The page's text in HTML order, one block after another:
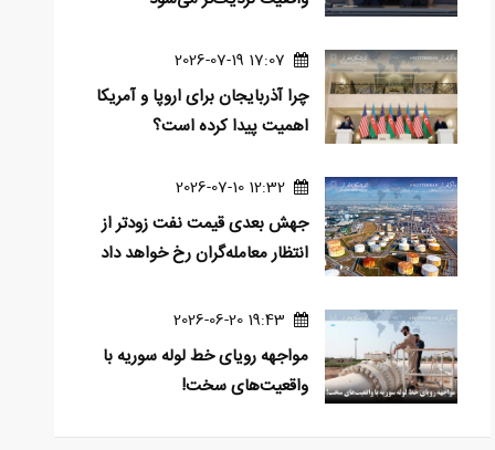
17:07 2026-07-19
چرا آذربایجان برای اروپا و آمریکا
اهمیت پیدا کرده است؟
12:32 2026-07-10
جهش بعدی قیمت نفت زودتر از
انتظار معامله‌گران رخ خواهد داد
19:43 2026-06-20
مواجهه رویای خط لوله سوریه با
واقعیت‌های سخت!